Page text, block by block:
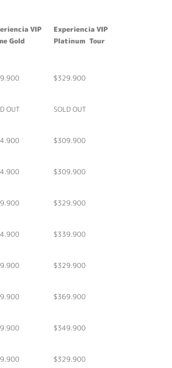
VIP
Gold
Experiencia VIP
Platinum Tour
$329.900
OUT SOLD OUT
$309.900
$309.900
$329.900
$339.900
$329.900
$369.900
$349.900
$329.900